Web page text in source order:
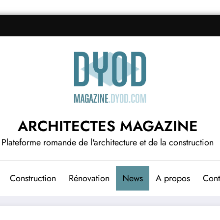
ARCHITECTES MAGAZINE
Plateforme romande de l'architecture et de la construction
Construction Rénovation News A propos